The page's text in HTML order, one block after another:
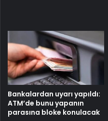
Bankalardan uyarı yapıldı:
ATM’de bunu yapanın
parasına bloke konulacak